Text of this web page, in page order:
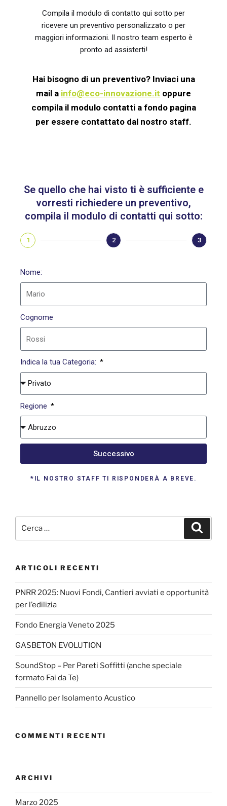
Compila il modulo di contatto qui sotto per
ricevere un preventivo personalizzato o per
maggiori informazioni. Il nostro team esperto è
pronto ad assisterti!
Hai bisogno di un preventivo? Inviaci una
mail a info@eco-innovazione.it oppure
compila il modulo contatti a fondo pagina
per essere contattato dal nostro staff.
Se quello che hai visto ti è sufficiente e
vorresti richiedere un preventivo,
compila il modulo di contatti qui sotto:
1 2 3
Nome:
Cognome
Indica la tua Categoria:
Regione
Successivo
*IL NOSTRO STAFF TI RISPONDERÀ A BREVE.
ARTICOLI RECENTI
PNRR 2025: Nuovi Fondi, Cantieri avviati e opportunità
per l’edilizia
Fondo Energia Veneto 2025
GASBETON EVOLUTION
SoundStop – Per Pareti Soffitti (anche speciale
formato Fai da Te)
Pannello per Isolamento Acustico
COMMENTI RECENTI
ARCHIVI
Marzo 2025